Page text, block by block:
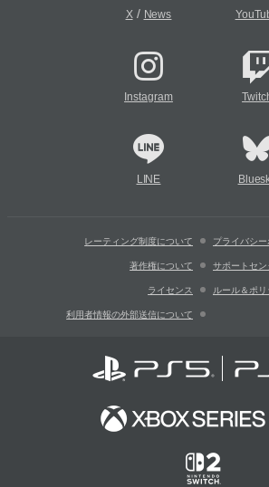
X/ News
Instagram
LINE
レーティング制度について プライバシー
著作権について サポートセン
ライセンス ルール＆ポリ
利用者情報の外部送信について